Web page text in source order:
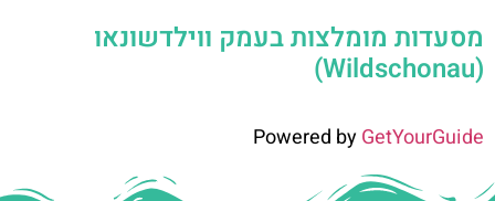
מסעדות מומלצות בעמק ווילדשונאו
(Wildschonau)
Powered byGetYourGuide